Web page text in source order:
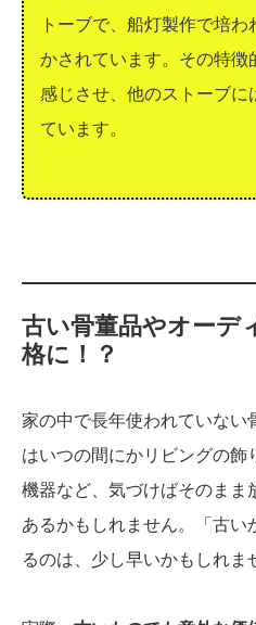
トーブで、船灯製作で培
かされています。その特徴
感じさせ、他のストーブに
ています。
古い骨董品やオーデ
格に！？
家の中で長年使われていない
はいつの間にかリビングの飾
機器など、気づけばそのまま
あるかもしれません。「古い
るのは、少し早いかもしれま